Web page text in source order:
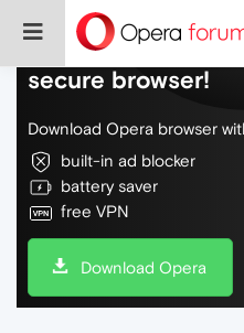
Do more on the
secure browser!
Download Opera browser
built-in ad blocker
battery saver
free VPN
Download Opera